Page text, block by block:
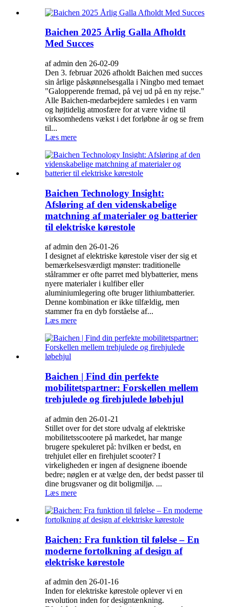
Baichen 2025 Årlig Galla Afholdt
Med Succes
af admin den 26-02-09
Den 3. februar 2026 afholdt Baichen med succes
sin årlige påskønnelsesgalla i Ningbo med temaet
"Galopperende fremad, på vej ud på en ny rejse."
Alle Baichen-medarbejdere samledes i en varm
og højtidelig atmosfære for at være vidne til
virksomhedens vækst i det forløbne år og se frem
til...
Læs mere
Baichen Technology Insight:
Afsløring af den videnskabelige
matchning af materialer og batterier
til elektriske kørestole
af admin den 26-01-26
I designet af elektriske kørestole viser der sig et
bemærkelsesværdigt mønster: traditionelle
stålrammer er ofte parret med blybatterier, mens
nyere materialer i kulfiber eller
aluminiumlegering ofte bruger lithiumbatterier.
Denne kombination er ikke tilfældig, men
stammer fra en dyb forståelse af...
Læs mere
Baichen | Find din perfekte
mobilitetspartner: Forskellen mellem
trehjulede og firehjulede løbehjul
af admin den 26-01-21
Stillet over for det store udvalg af elektriske
mobilitetsscootere på markedet, har mange
brugere spekuleret på: hvilken er bedst, en
trehjulet eller en firehjulet scooter? I
virkeligheden er ingen af ​​designene iboende
bedre; nøglen er at vælge den, der bedst passer til
dine brugsvaner og dit boligmiljø. ...
Læs mere
Baichen: Fra funktion til følelse – En
moderne fortolkning af design af
elektriske kørestole
af admin den 26-01-16
Inden for elektriske kørestole oplever vi en
revolution inden for designtænkning.